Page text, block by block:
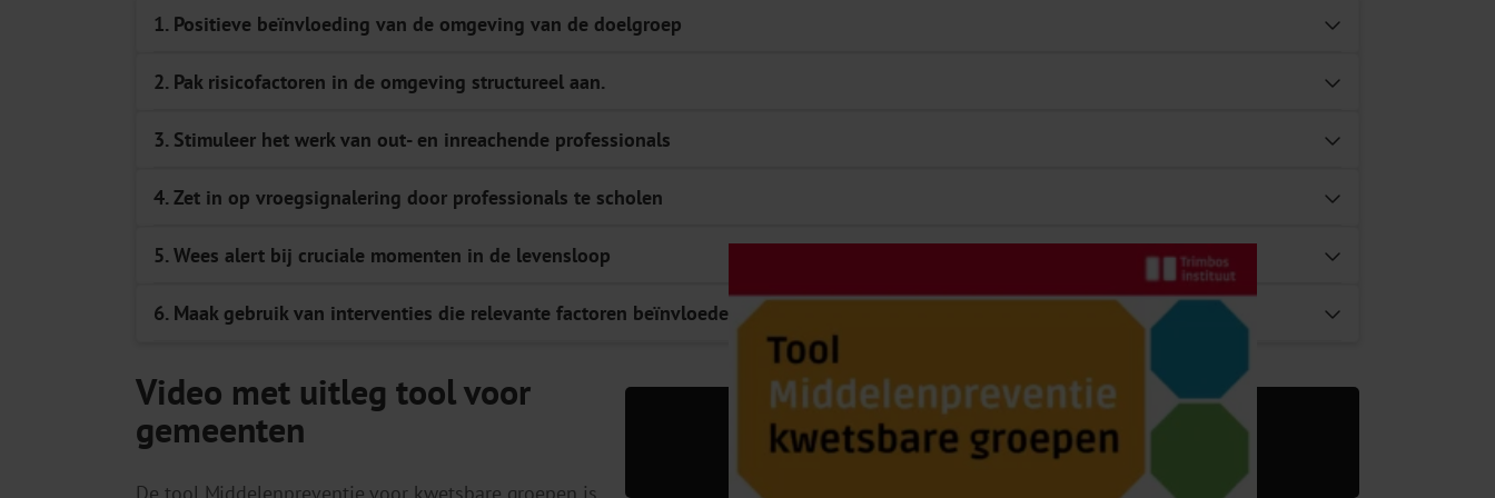
1. Positieve beïnvloeding van de omgeving van de doelgroep
2. Pak risicofactoren in de omgeving structureel aan.
3. Stimuleer het werk van out- en inreachende professionals
4. Zet in op vroegsignalering door professionals te scholen
5. Wees alert bij cruciale momenten in de levensloop
6. Maak gebruik van interventies die relevante factoren beïnvloeden
Video met uitleg tool voor
gemeenten